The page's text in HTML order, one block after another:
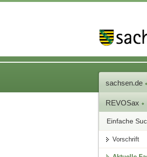
sachsen.de
REVOSax
Einfache
Vorschrift